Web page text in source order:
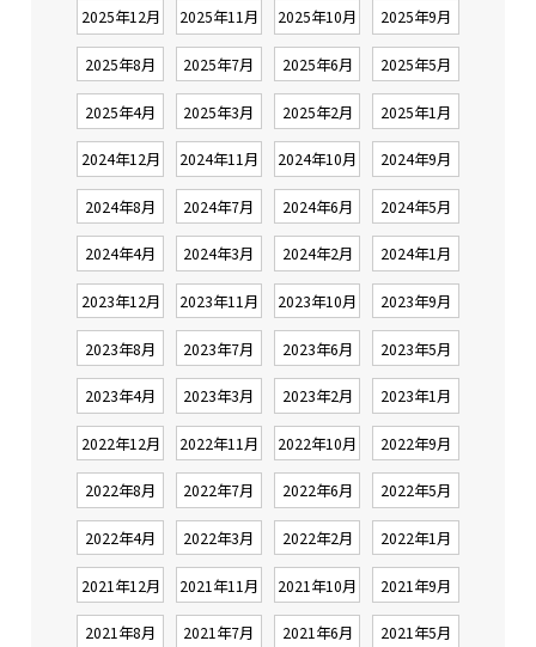
2025年12月 2025年11月 2025年10月 2025年9月
2025年8月 2025年7月 2025年6月 2025年5月
2025年4月 2025年3月 2025年2月 2025年1月
2024年12月 2024年11月 2024年10月 2024年9月
2024年8月 2024年7月 2024年6月 2024年5月
2024年4月 2024年3月 2024年2月 2024年1月
2023年12月 2023年11月 2023年10月 2023年9月
2023年8月 2023年7月 2023年6月 2023年5月
2023年4月 2023年3月 2023年2月 2023年1月
2022年12月 2022年11月 2022年10月 2022年9月
2022年8月 2022年7月 2022年6月 2022年5月
2022年4月 2022年3月 2022年2月 2022年1月
2021年12月 2021年11月 2021年10月 2021年9月
2021年8月 2021年7月 2021年6月 2021年5月